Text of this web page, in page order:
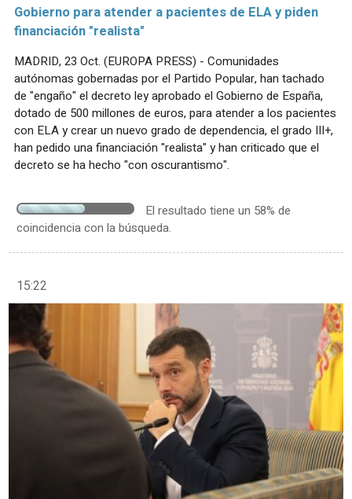
Gobierno para atender a pacientes de ELA y piden
financiación "realista"
MADRID, 23 Oct. (EUROPA PRESS) - Comunidades
autónomas gobernadas por el Partido Popular, han tachado
de "engaño" el decreto ley aprobado el Gobierno de España,
dotado de 500 millones de euros, para atender a los pacientes
con ELA y crear un nuevo grado de dependencia, el grado III+,
han pedido una financiación "realista" y han criticado que el
decreto se ha hecho "con oscurantismo".
El resultado tiene un 58% de
coincidencia con la búsqueda.
15:22